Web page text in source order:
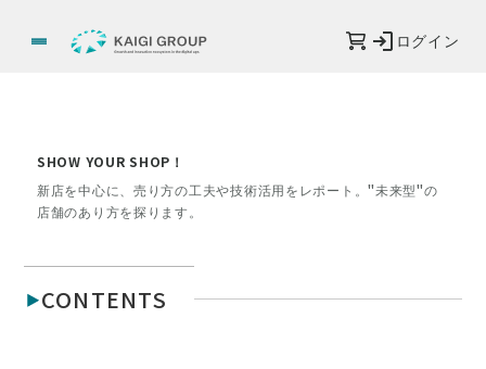
ログイン
SHOW YOUR SHOP！
新店を中心に、売り方の工夫や技術活用をレポート。"未来型"の
店舗のあり方を探ります。
CONTENTS